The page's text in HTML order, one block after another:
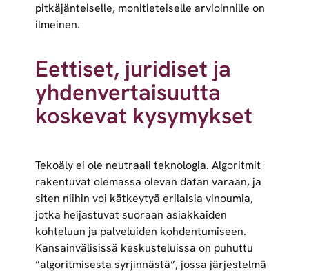
pitkäjänteiselle, monitieteiselle arvioinnille on
ilmeinen.
Eettiset, juridiset ja
yhdenvertaisuutta
koskevat kysymykset
Tekoäly ei ole neutraali teknologia. Algoritmit
rakentuvat olemassa olevan datan varaan, ja
siten niihin voi kätkeytyä erilaisia vinoumia,
jotka heijastuvat suoraan asiakkaiden
kohteluun ja palveluiden kohdentumiseen.
Kansainvälisissä keskusteluissa on puhuttu
”algoritmisesta syrjinnästä”, jossa järjestelmä